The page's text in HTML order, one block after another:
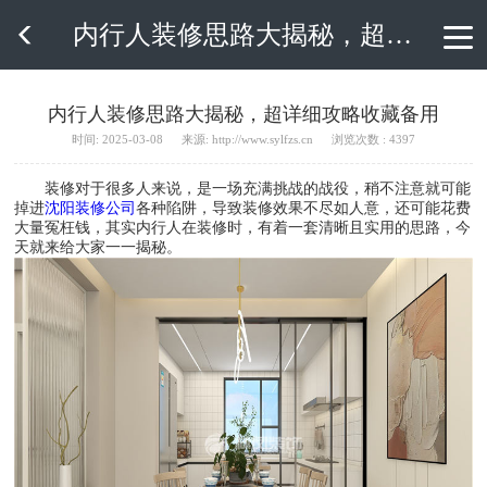
 内行人装修思路大揭秘，超详细攻略收藏备用
内行人装修思路大揭秘，超详细攻略收藏备用
时间: 2025-03-08 来源: http://www.sylfzs.cn 浏览次数 : 4397
装修对于很多人来说，是一场充满挑战的战役，稍不注意就可能
掉进沈阳装修公司各种陷阱，导致装修效果不尽如人意，还可能花费
大量冤枉钱，其实内行人在装修时，有着一套清晰且实用的思路，今
天就来给大家一一揭秘。